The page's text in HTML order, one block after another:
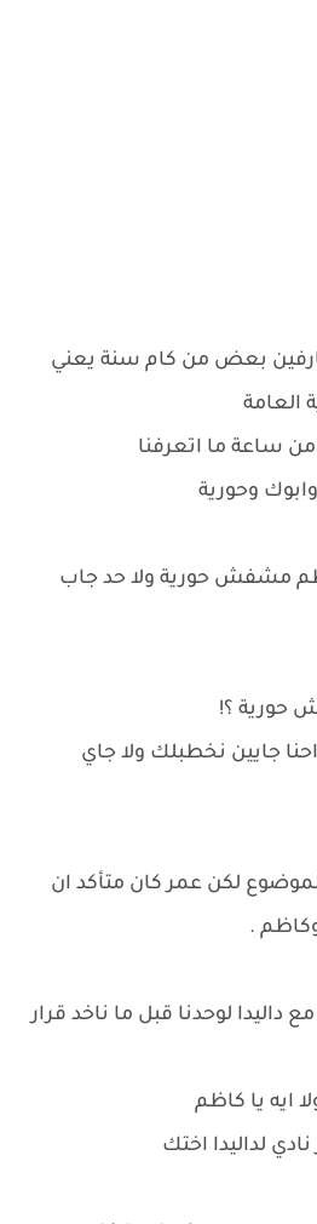
بعض من كام سنة يعني
العامة
ساعة ما اتعرفنا
وحورية
مشفش حورية ولا حد جاب
حورية ؟!
جايين نخطبلك ولا جاي
لكن عمر كان متأكد ان
.
لوحدنا قبل ما ناخد قرار
ايه يا كاظم
لداليدا اختك